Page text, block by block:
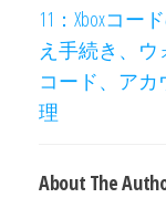
11：Xboxコー
え手続き、ウ
コード、アカ
理
About The